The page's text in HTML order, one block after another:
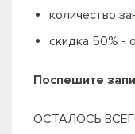
количество
скидка 50% -
Поспешите
ОСТАЛОСЬ